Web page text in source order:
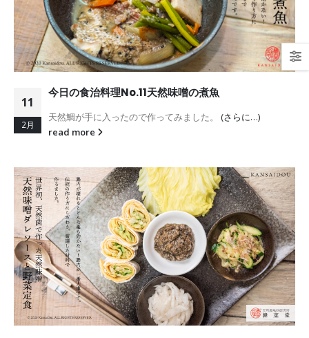
11
2月
今日の食治料理No.11天然味噌の煮魚
天然鯛が手に入ったので作ってみました。 (さらに…)
read more